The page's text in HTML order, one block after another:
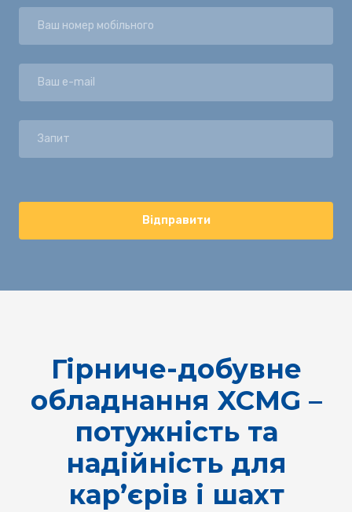
Відправити
Гірниче-добувне
обладнання XCMG –
потужність та
надійність для
кар’єрів і шахт